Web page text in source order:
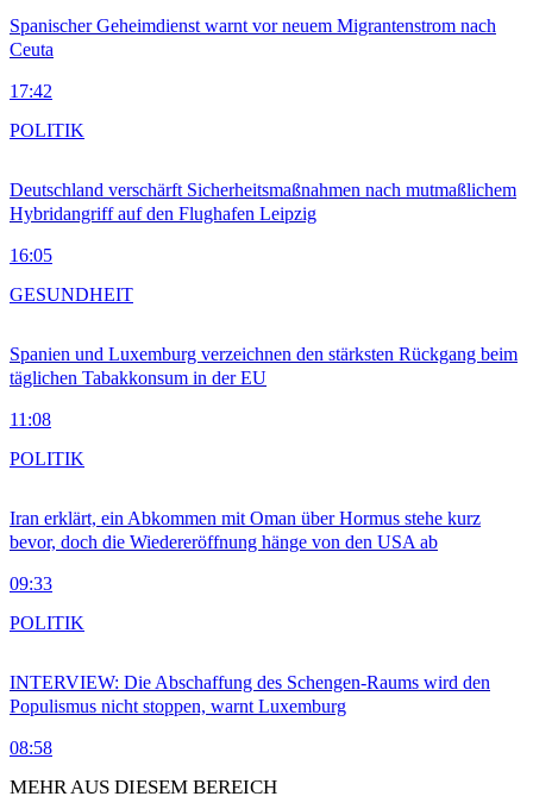
Spanischer Geheimdienst warnt vor neuem Migrantenstrom nach
Ceuta
17:42
Deutschland verschärft Sicherheitsmaßnahmen nach mutmaßlichem
Hybridangriff auf den Flughafen Leipzig
16:05
POLITIK
Spanien und Luxemburg verzeichnen den stärksten Rückgang beim
täglichen Tabakkonsum in der EU
11:08
GESUNDHEIT
Iran erklärt, ein Abkommen mit Oman über Hormus stehe kurz
bevor, doch die Wiedereröffnung hänge von den USA ab
09:33
POLITIK
INTERVIEW: Die Abschaffung des Schengen-Raums wird den
Populismus nicht stoppen, warnt Luxemburg
08:58
POLITIK
MEHR AUS DIESEM BEREICH